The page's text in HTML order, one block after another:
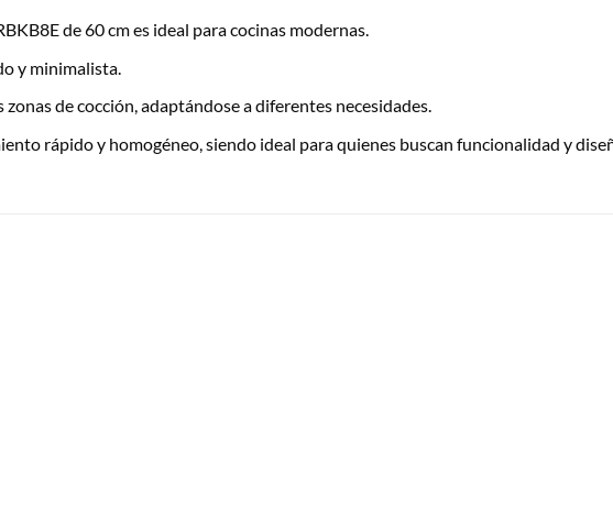
de 60 cm es ideal para cocinas modernas.
y minimalista.
de cocción, adaptándose a diferentes necesidades.
rápido y homogéneo, siendo ideal para quienes buscan funcionalidad y